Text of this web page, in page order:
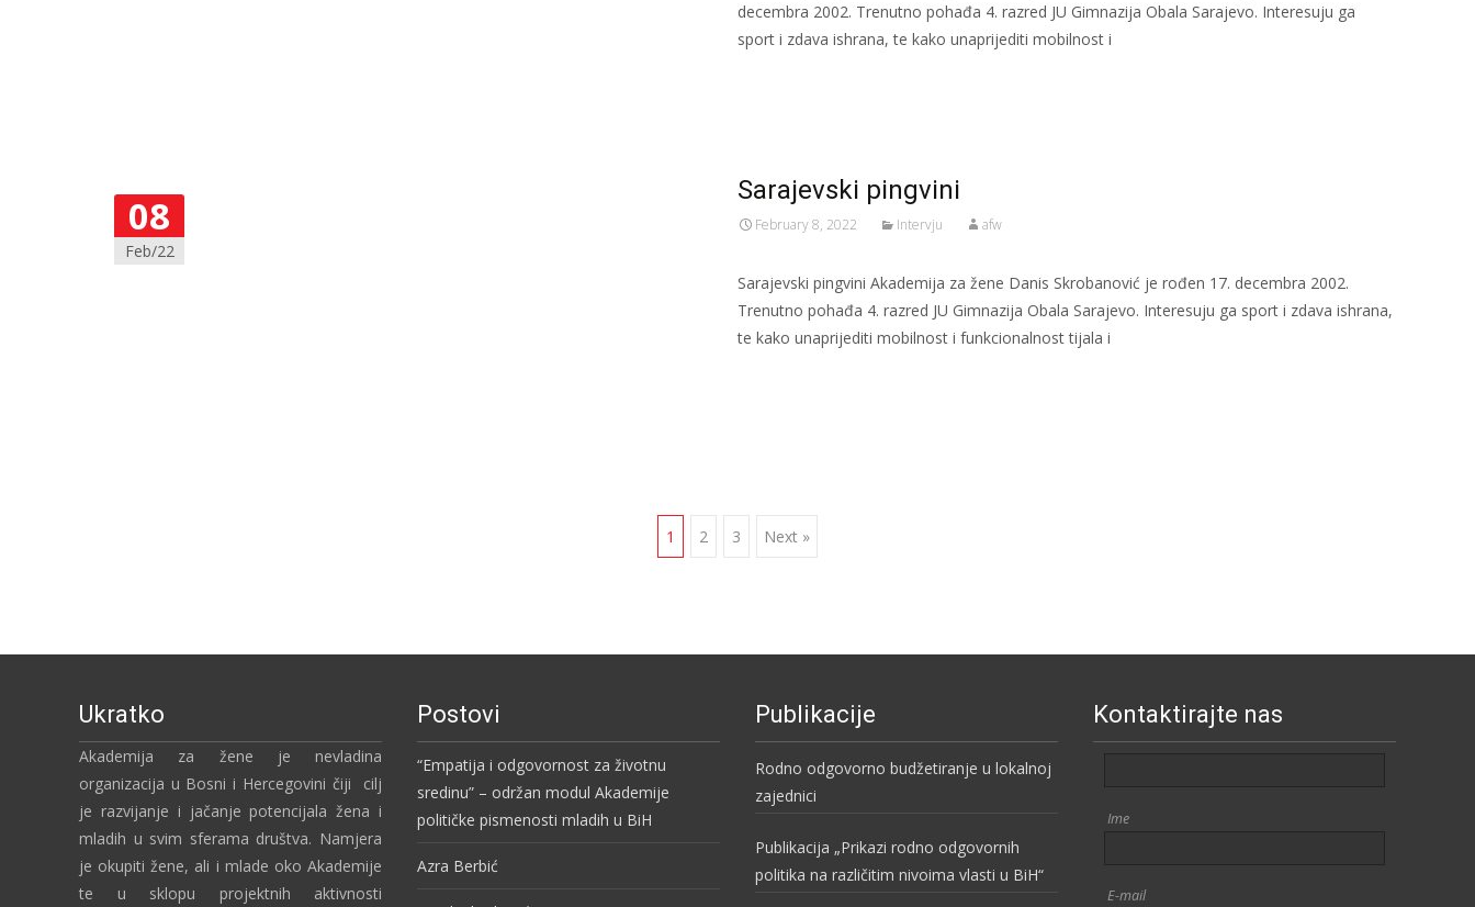
decembra 2002. Trenutno pohađa 4. razred JU Gimnazija Obala Sarajevo. Interesuju ga
sport i zdava ishrana, te kako unaprijediti mobilnost i
08
Feb/22
Sarajevski pingvini
February 8, 2022 Intervju afw
Sarajevski pingvini Akademija za žene Danis Skrobanović je rođen 17. decembra 2002.
Trenutno pohađa 4. razred JU Gimnazija Obala Sarajevo. Interesuju ga sport i zdava ishrana,
te kako unaprijediti mobilnost i funkcionalnost tijala i
1 2 3 Next »
Ukratko
Akademija za žene je nevladina
organizacija u Bosni i Hercegovini čiji cilj
je razvijanje i jačanje potencijala žena i
mladih u svim sferama društva. Namjera
je okupiti žene, ali i mlade oko Akademije
te u sklopu projektnih aktivnosti
Postovi
“Empatija i odgovornost za životnu
sredinu” – održan modul Akademije
političke pismenosti mladih u BiH
Azra Berbić
Publikacije
Rodno odgovorno budžetiranje u lokalnoj
zajednici
Publikacija „Prikazi rodno odgovornih
politika na različitim nivoima vlasti u BiH“
Kontaktirajte nas
Ime
E-mail